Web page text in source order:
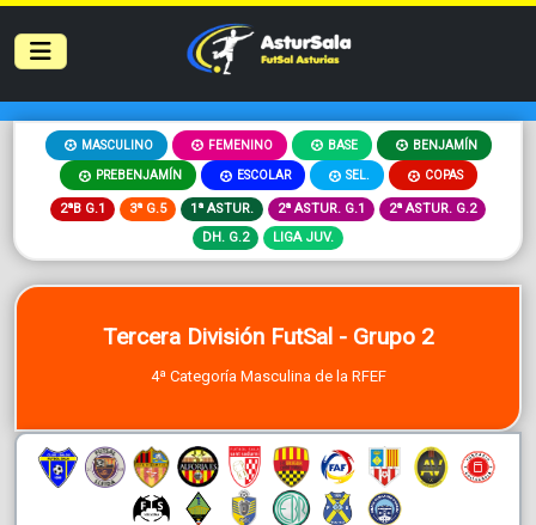
MASCULINO FEMENINO BASE BENJAMÍN
PREBENJAMÍN ESCOLAR SEL. COPAS
2ªB G.1 3ª G.5 1ª ASTUR. 2ª ASTUR. G.1
2ª ASTUR. G.2
DH. G.2
LIGA JUV.
Tercera División FutSal - Grupo 2
4ª Categoría Masculina de la RFEF